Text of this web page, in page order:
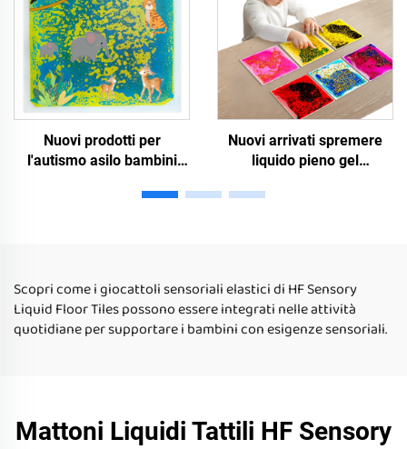
Nuovi prodotti per
l'autismo asilo bambini
mondo del mare carta
Nuovi arrivati spremere
liquido pieno gel
stanza sensoriale dei
Scopri come i giocattoli sensoriali elastici di HF Sensory
Liquid Floor Tiles possono essere integrati nelle attività
quotidiane per supportare i bambini con esigenze sensoriali.
Mattoni Liquidi Tattili HF Sensory